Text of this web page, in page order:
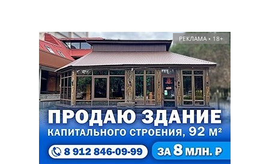
РЕКЛАМА • 18+